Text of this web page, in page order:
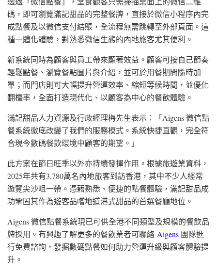
碼，即可瀏覽滿記甜品的完整餐牌，直接於微信小程序內完
成點餐及以微信支付結賬，全流程無需跳轉至外部頁面。這
種一體化體驗，對熟悉微信生態的內地旅客尤其便利。
新系統同時為顧客與員工帶來顯著效益。顧客可按自己節奏
輕鬆點餐、瀏覽餐點圖片與介紹，並可於用餐期間隨時加
單；而門店則可大幅提升營運效率、縮短等候時間，並優化
翻檯率，全面打造現代化、以顧客為中心的餐飲體驗。
滿記甜品人力資源及行政經理梅先生表示：「Aigens 微信點
餐系統徹底改變了我們的服務模式。系統快捷直觀，完全符
合現今數碼餐飲環境中顧客的期望。」
此方案在節日旺季以外亦持續發揮作用。根據旅遊業資料，
2025年共有3,780萬名內地旅客到訪香港，其中不少人經常
遊覽尖沙咀一帶。憑藉熟悉、便捷的點餐體驗，滿記甜品成
功鞏固其作為遊客品嚐地道港式甜品的首選餐廳地位。
Aigens 微信點餐系統現已可供全港不同類型及規模的餐飲品
牌採用。有興趣了解更多的餐飲業者可聯絡 Aigens 團隊進
行免費諮詢，發掘數碼點餐如何助力營運升級與顧客體驗提
升。